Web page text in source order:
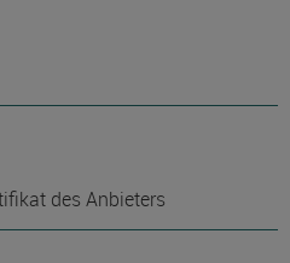
des Anbieters